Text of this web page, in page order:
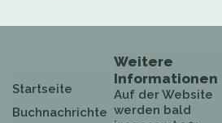
Startseite
Buchnachrichte
Weitere
Informationen
Auf der Website
werden bald